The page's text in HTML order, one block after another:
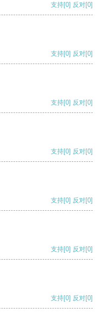
支持[0] 反对[0]
支持[0] 反对[0]
支持[0] 反对[0]
支持[0] 反对[0]
支持[0] 反对[0]
支持[0] 反对[0]
支持[0] 反对[0]